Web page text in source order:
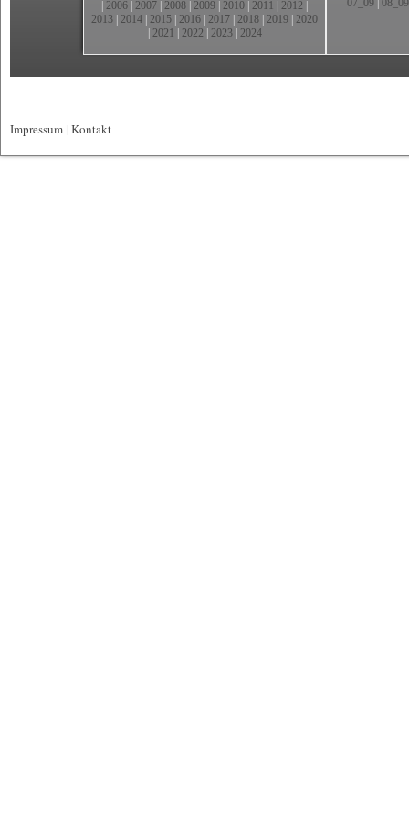
2006 2007 2008 2009 2010 2011 2012
2013 2014 2015 2016 2017 2018 2019 2020
2021 2022 2023| 2024
07_09 08_09
Impressum Kontakt